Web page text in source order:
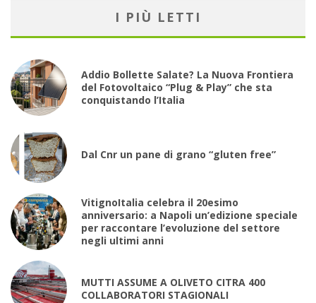
I PIÙ LETTI
Addio Bollette Salate? La Nuova Frontiera
del Fotovoltaico “Plug & Play” che sta
conquistando l’Italia
Dal Cnr un pane di grano “gluten free”
VitignoItalia celebra il 20esimo
anniversario: a Napoli un’edizione speciale
per raccontare l’evoluzione del settore
negli ultimi anni
MUTTI ASSUME A OLIVETO CITRA 400
COLLABORATORI STAGIONALI